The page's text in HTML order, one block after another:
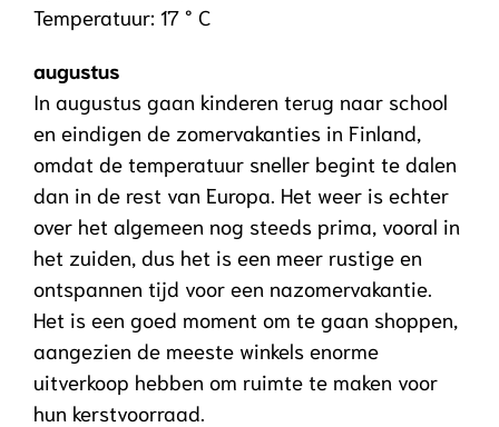
Temperatuur: 17 ° C
augustus
In augustus gaan kinderen terug naar school
en eindigen de zomervakanties in Finland,
omdat de temperatuur sneller begint te dalen
dan in de rest van Europa. Het weer is echter
over het algemeen nog steeds prima, vooral in
het zuiden, dus het is een meer rustige en
ontspannen tijd voor een nazomervakantie.
Het is een goed moment om te gaan shoppen,
aangezien de meeste winkels enorme
uitverkoop hebben om ruimte te maken voor
hun kerstvoorraad.